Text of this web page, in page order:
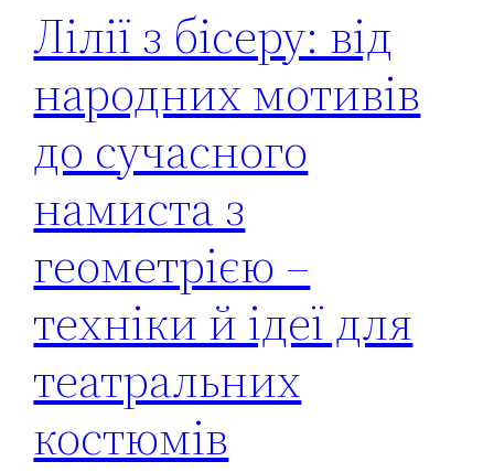
Лілії з бісеру: від
народних мотивів
до сучасного
намиста з
геометрією –
техніки й ідеї для
театральних
костюмів